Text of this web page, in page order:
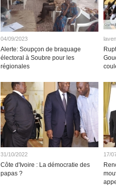
04/09/2023
Alerte: Soupçon de braquage
électoral à Soubre pour les
régionales
31/10/2022
Côte d'Ivoire : La démocratie des
papas ?
17/